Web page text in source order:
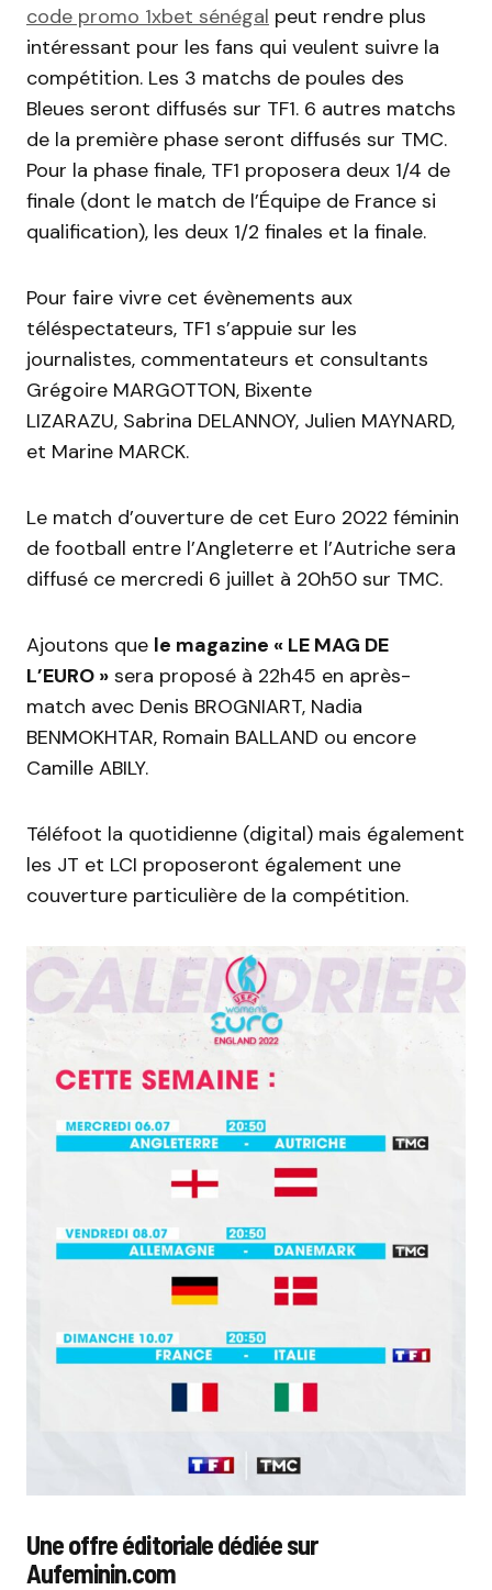
code promo 1xbet sénégal peut rendre plus
intéressant pour les fans qui veulent suivre la
compétition. Les 3 matchs de poules des
Bleues seront diffusés sur TF1. 6 autres matchs
de la première phase seront diffusés sur TMC.
Pour la phase finale, TF1 proposera deux 1/4 de
finale (dont le match de l’Équipe de France si
qualification), les deux 1/2 finales et la finale.
Pour faire vivre cet évènements aux
téléspectateurs, TF1 s’appuie sur les
journalistes, commentateurs et consultants
Grégoire MARGOTTON, Bixente
LIZARAZU, Sabrina DELANNOY, Julien MAYNARD,
et Marine MARCK.
Le match d’ouverture de cet Euro 2022 féminin
de football entre l’Angleterre et l’Autriche sera
diffusé ce mercredi 6 juillet à 20h50 sur TMC.
Ajoutons que le magazine « LE MAG DE
L’EURO » sera proposé à 22h45 en après-
match avec Denis BROGNIART, Nadia
BENMOKHTAR, Romain BALLAND ou encore
Camille ABILY.
Téléfoot la quotidienne (digital) mais également
les JT et LCI proposeront également une
couverture particulière de la compétition.
Une offre éditoriale dédiée sur
Aufeminin.com